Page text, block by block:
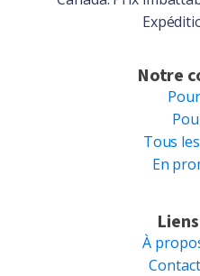
Notre
Tous
En
À